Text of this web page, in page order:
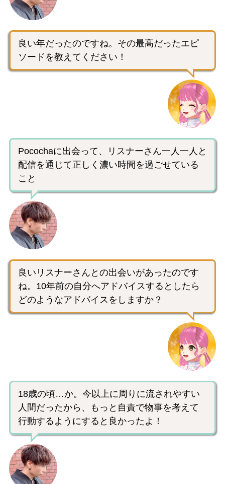
良い年だったのですね。その最高だったエピ
ソードを教えてください！
Pocochaに出会って、リスナーさん一人一人と
配信を通じて正しく濃い時間を過ごせている
こと
良いリスナーさんとの出会いがあったのです
ね。10年前の自分へアドバイスするとしたら
どのようなアドバイスをしますか？
18歳の頃…か。今以上に周りに流されやすい
人間だったから、もっと自責で物事を考えて
行動するようにすると良かったよ！